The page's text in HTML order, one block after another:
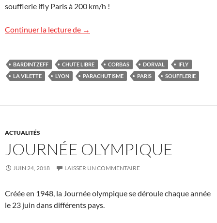
soufflerie ifly Paris à 200 km/h !
Continuer la lecture de ifly ça décoiffe !
→
BARDINTZEFF CHUTE LIBRE CORBAS DORVAL
IFLY
LA VILETTE
LYON PARACHUTISME PARIS SOUFFLERIE
ACTUALITÉS
JOURNÉE OLYMPIQUE
JUIN 24, 2018 LAISSER UN COMMENTAIRE
Créée en 1948, la Journée olympique se déroule chaque année
le 23 juin dans différents pays.